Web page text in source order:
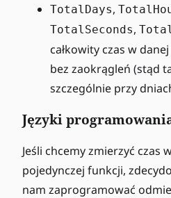
TotalDays,
TotalSeconds,
całkowity czas w
bez zaokrągleń (stąd
szczególnie przy
Języki
Jeśli chcemy zmierzyć czas
pojedynczej funkcji,
nam zaprogramować